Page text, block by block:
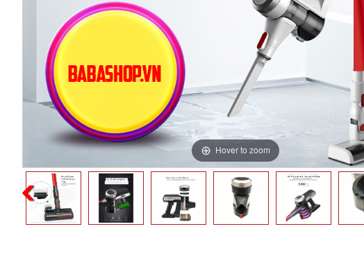
Hover to zoom